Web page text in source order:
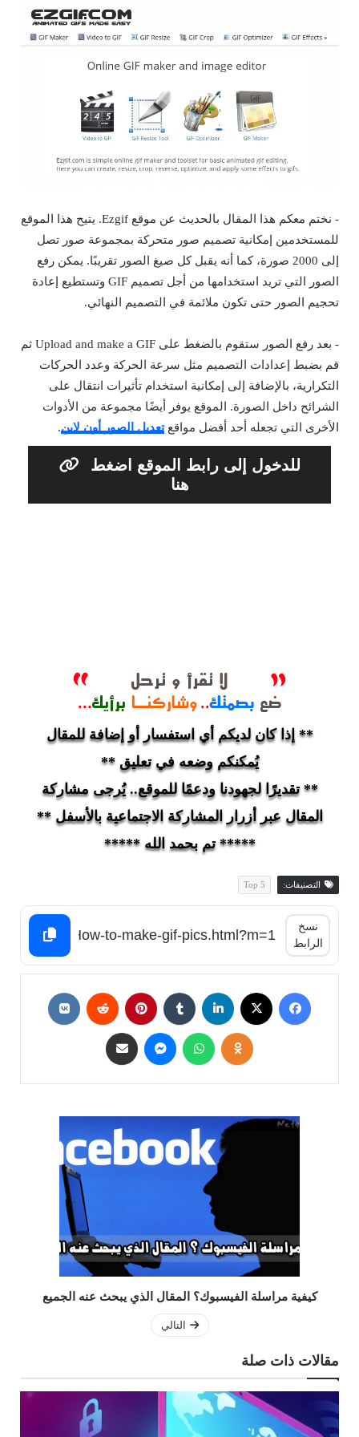
- نختم معكم هذا المقال بالحديث عن موقع Ezgif. يتيح هذا الموقع
للمستخدمين إمكانية تصميم صور متحركة بمجموعة صور تصل
إلى 2000 صورة، كما أنه يقبل كل صيغ الصور تقريبًا. يمكن رفع
الصور التي تريد استخدامها من أجل تصميم GIF وتستطيع إعادة
تحجيم الصور حتى تكون ملائمة في التصميم النهائي.
- بعد رفع الصور ستقوم بالضغط على Upload and make a GIF ثم
قم بضبط إعدادات التصميم مثل سرعة الحركة وعدد الحركات
التكرارية، بالإضافة إلى إمكانية استخدام تأثيرات انتقال على
الشرائح داخل الصورة. الموقع يوفر أيضًا مجموعة من الأدوات
الأخرى التي تجعله أحد أفضل مواقعتعديل الصور أون لاين.
للدخول إلى رابط الموقع اضغط
هنا
** إذا كان لديكم أي استفسار أو إضافة للمقال
يُمكنكم وضعه في تعليق **
** تقديرًا لجهودنا ودعمًا للموقع.. يُرجى مشاركة
المقال عبر أزرار المشاركة الاجتماعية بالأسفل **
***** تم بحمد الله *****
التصنيفات: Top 5
نسخ
الرابط
كيفية مراسلة الفيسبوك؟ المقال الذي يبحث عنه الجميع
التالي
مقالات ذات صلة